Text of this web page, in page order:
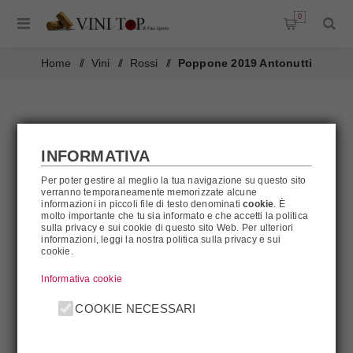
0
Home / Vini / Rossi / Poppone 2019 Antonutti
INFORMATIVA
Per poter gestire al meglio la tua navigazione su questo sito
verranno temporaneamente memorizzate alcune
informazioni in piccoli file di testo denominaticookie . È
molto importante che tu sia informato e che accetti la politica
sulla privacy e sui cookie di questo sito Web. Per ulteriori
informazioni, leggi la nostra politica sulla privacy e sui
cookie.
Informativa cookie
COOKIE NECESSARI